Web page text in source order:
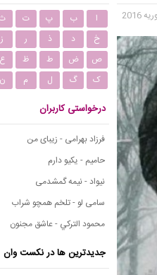
ا ب پ ت
خ
د ذ ر ز
ص
ض ط ظ ع
ک
گ ل م ن
درخواستی کاربران
فرزاد بهرامی - زیبای من
حامیم - یکیو دارم
نیواد - نیمه گمشدمی
سامی لو - تلخم همچو شراب
محمود التركي - عاشق مجنون
جدیدترین ها در نکست وان